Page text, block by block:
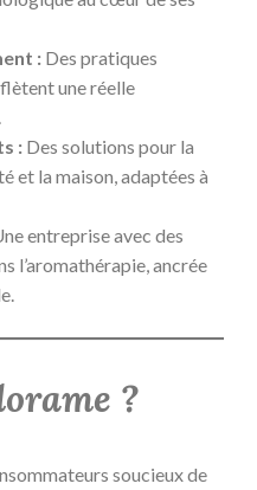
: Des pratiques
une réelle
: Des solutions pour la
et la maison, adaptées à
entreprise avec des
l’aromathérapie, ancrée
?
soucieux de